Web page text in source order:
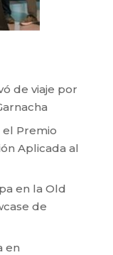
de viaje por
el Premio
Aplicada al
en la Old
de
en